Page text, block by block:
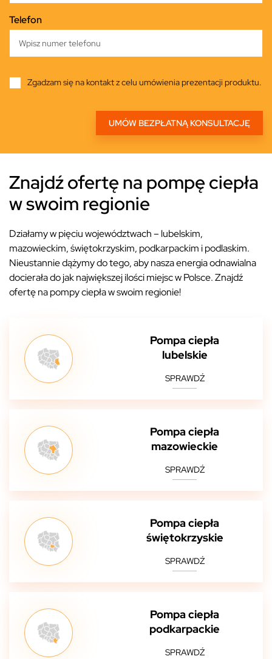
Telefon
Zgadzam się na kontakt z celu umówienia prezentacji produktu.
Znajdź ofertę na pompę ciepła
w swoim regionie
Działamy w pięciu województwach – lubelskim,
mazowieckim, świętokrzyskim, podkarpackim i podlaskim.
Nieustannie dążymy do tego, aby nasza energia odnawialna
docierała do jak największej ilości miejsc w Polsce. Znajdź
ofertę na pompy ciepła w swoim regionie!
Pompa ciepła
lubelskie
SPRAWDŹ
Pompa ciepła
mazowieckie
SPRAWDŹ
Pompa ciepła
świętokrzyskie
SPRAWDŹ
Pompa ciepła
podkarpackie
SPRAWDŹ